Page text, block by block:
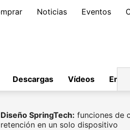
Noticias Eventos
Descargas Vídeos
Diseño SpringTech: funciones de
retención en un solo dispositivo